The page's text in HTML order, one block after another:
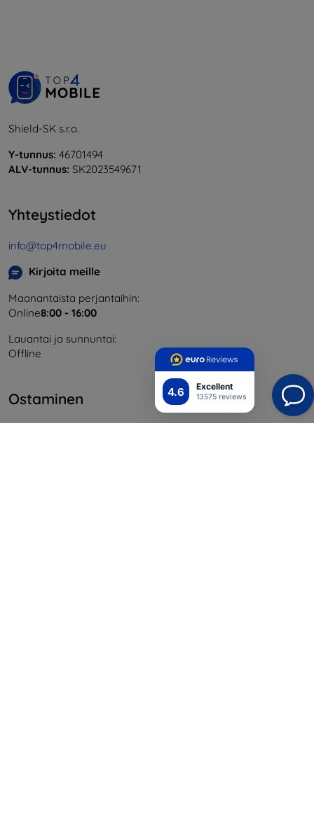
4.6 Excellent
13575 reviews
Shield-SK s.r.o.
Y-tunnus: 46701494
ALV-tunnus: SK2023549671
Yhteystiedot
info@top4mobile.eu
Kirjoita meille
Maanantaista perjantaihin:
Online8:00 - 16:00
Lauantai ja sunnuntai:
Offline
Ostaminen